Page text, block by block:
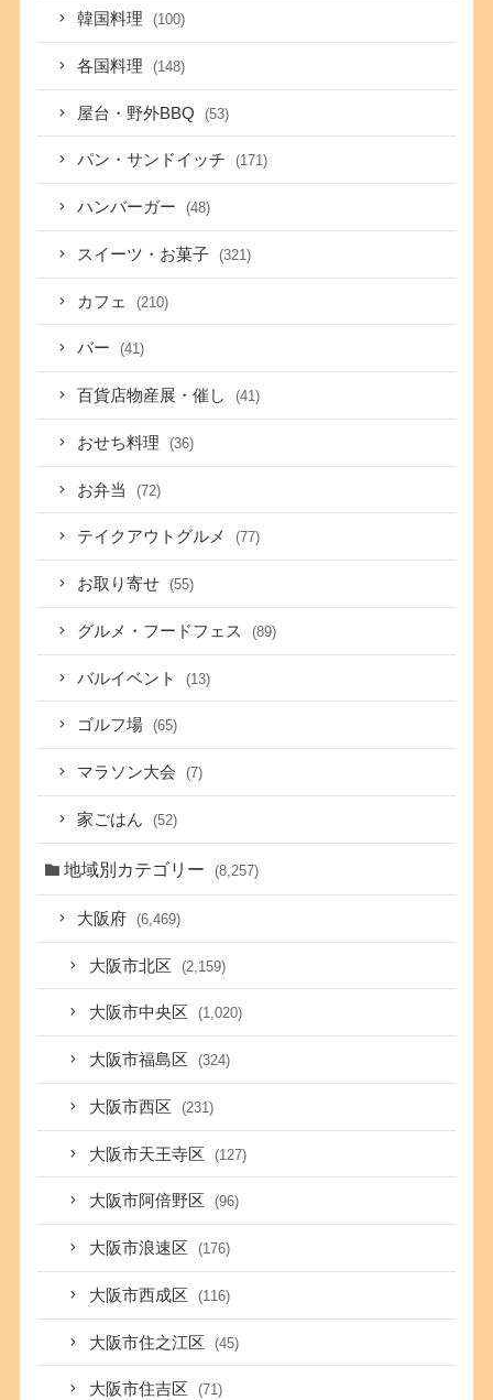
韓国料理 (100)
各国料理 (148)
屋台・野外BBQ (53)
パン・サンドイッチ (171)
ハンバーガー (48)
スイーツ・お菓子 (321)
カフェ (210)
バー (41)
百貨店物産展・催し (41)
おせち料理 (36)
お弁当 (72)
テイクアウトグルメ (77)
お取り寄せ (55)
グルメ・フードフェス (89)
バルイベント (13)
ゴルフ場 (65)
マラソン大会 (7)
家ごはん (52)
地域別カテゴリー (8,257)
大阪府 (6,469)
大阪市北区 (2,159)
大阪市中央区 (1,020)
大阪市福島区 (324)
大阪市西区 (231)
大阪市天王寺区 (127)
大阪市阿倍野区 (96)
大阪市浪速区 (176)
大阪市西成区 (116)
大阪市住之江区 (45)
大阪市住吉区 (71)